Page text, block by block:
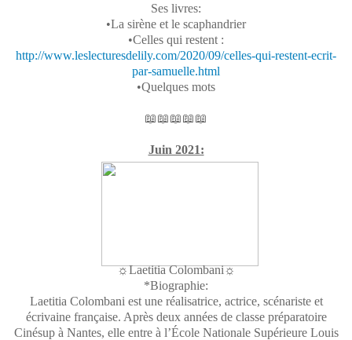
Ses livres:
•La sirène et le scaphandrier
•Celles qui restent :
http://www.leslecturesdelily.com/2020/09/celles-qui-restent-ecrit-
par-samuelle.html
•Quelques mots
📖📖📖📖📖
Juin 2021:
☼Laetitia Colombani☼
*Biographie:
Laetitia Colombani est une réalisatrice, actrice, scénariste et
écrivaine française. Après deux années de classe préparatoire
Cinésup à Nantes, elle entre à l’École Nationale Supérieure Louis